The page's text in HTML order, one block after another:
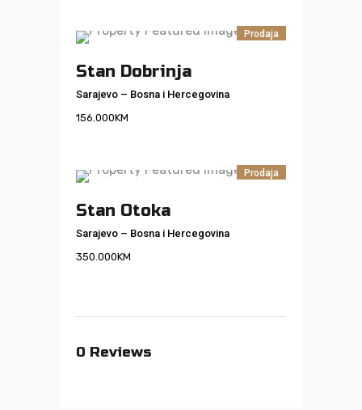
Prodaja
Stan Dobrinja
Sarajevo – Bosna i Hercegovina
156.000KM
Prodaja
Stan Otoka
Sarajevo – Bosna i Hercegovina
350.000KM
0 Reviews